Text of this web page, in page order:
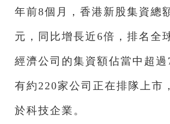
年前8個月，香港新股集資總
元，同比增長近6倍，排名全
經濟公司的集資額佔當中超過
有約220家公司正在排隊上市
於科技企業。